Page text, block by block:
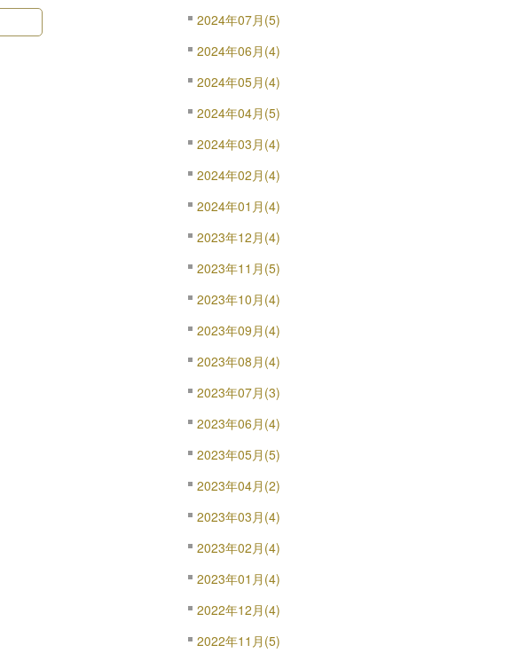
2024年07月(5)
2024年06月(4)
2024年05月(4)
2024年04月(5)
2024年03月(4)
2024年02月(4)
2024年01月(4)
2023年12月(4)
2023年11月(5)
2023年10月(4)
2023年09月(4)
2023年08月(4)
2023年07月(3)
2023年06月(4)
2023年05月(5)
2023年04月(2)
2023年03月(4)
2023年02月(4)
2023年01月(4)
2022年12月(4)
2022年11月(5)